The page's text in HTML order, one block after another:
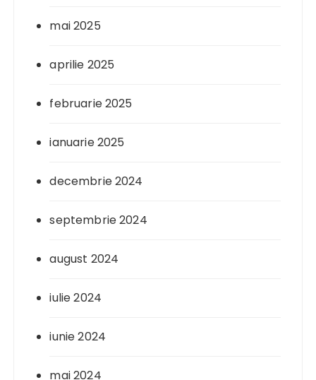
mai 2025
aprilie 2025
februarie 2025
ianuarie 2025
decembrie 2024
septembrie 2024
august 2024
iulie 2024
iunie 2024
mai 2024